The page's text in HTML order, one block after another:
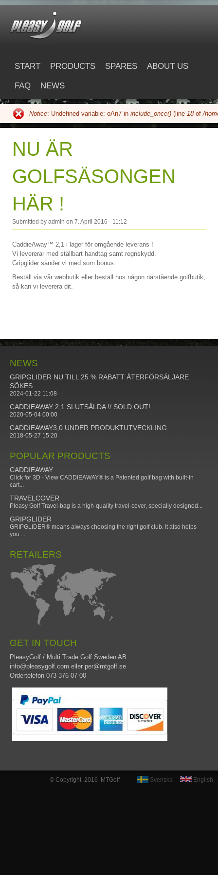
Skip to main content
pleasygolf.com
START PRODUCTS SPARES ABOUT US
FAQ NEWS
Error message
Notice: Undefined variable: oAn7 in include_once() (line 18 of/
NU ÄR
GOLFSÄSONGEN
HÄR !
Submitted by admin on 7. April 2016 - 11:12
CaddieAway™ 2,1 i lager för omgående leverans !
Vi levererar med ställbart handtag samt regnskydd.
Gripglider sänder vi med som bonus.
Beställ via vår webbutik eller beställ hos någon närstående golfbutik,
så kan vi leverera dit.
NEWS
GRIPGLIDER NU TILL 25 % RABATT ÅTERFÖRSÄLJARE
SÖKES
2024-01-22 11:08
CADDIEAWAY 2,1 SLUTSÅLDA !/ SOLD OUT!
2020-05-04 00:00
CADDIEAWAY3,0 UNDER PRODUKTUTVECKLING
2018-05-27 15:20
POPULAR PRODUCTS
CADDIEAWAY
Click for 3D - View CADDIEAWAY® is a Patented golf bag with built-in
cart...
TRAVELCOVER
Pleasy Golf Travel-bag is a high-quality travel-cover, specially designed...
GRIPGLIDER
GRIPGLIDER® means always choosing the right golf club. It also helps
you ...
RETAILERS
GET IN TOUCH
PleasyGolf / Multi Trade Golf Sweden AB
info@pleasygolf.com eller per@mtgolf.se
Ordertelefon 073-376 07 00
English
Svenska
© Copyright 2016 MTGolf